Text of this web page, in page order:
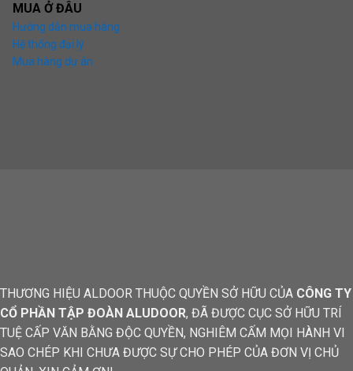
MUA Ở ĐÂU
Hướng dẫn mua hàng
Hệ thống đại lý
Mua hàng dự án
THƯƠNG HIỆU ALDOOR THUỘC QUYỀN SỞ HỮU CỦA CÔNG TY
CỔ PHẦN TẬP ĐOÀN ALUDOOR, ĐÃ ĐƯỢC CỤC SỞ HỮU TRÍ
TUỆ CẤP VĂN BẰNG ĐỘC QUYỀN, NGHIÊM CẤM MỌI HÀNH VI
SAO CHÉP KHI CHƯA ĐƯỢC SỰ CHO PHÉP CỦA ĐƠN VỊ CHỦ